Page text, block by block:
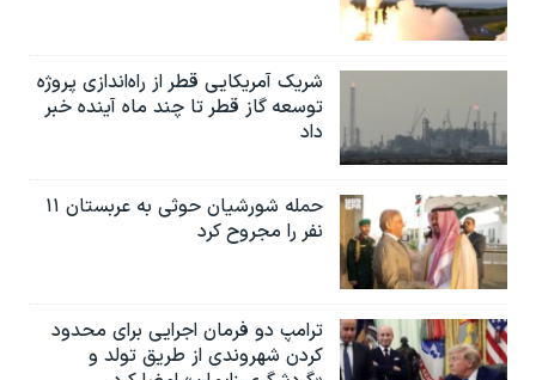
شریک آمریکایی قطر از راه‌اندازی پروژه
توسعه گاز قطر تا چند ماه آینده خبر
داد
حمله شورشیان حوثی به عربستان ۱۱
نفر را مجروح کرد
ترامپ دو فرمان اجرایی برای محدود
کردن شهروندی از طریق تولد و